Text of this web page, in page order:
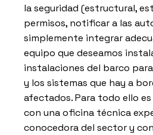
la seguridad (estructural,
permisos, notificar a las
simplemente integrar
equipo que deseamos
instalaciones del barco
y los sistemas que hay a
afectados. Para todo ello
con una oficina técnica
conocedora del sector y